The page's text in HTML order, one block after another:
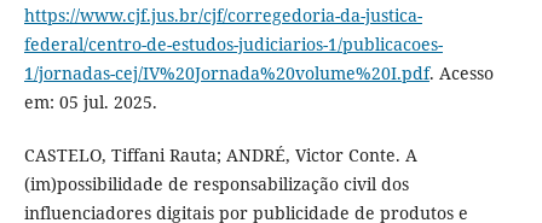
https://www.cjf.jus.br/cjf/corregedoria-da-justica-
federal/centro-de-estudos-judiciarios-1/publicacoes-
1/jornadas-cej/IV%20Jornada%20volume%20I.pdf. Acesso
em: 05 jul. 2025.
CASTELO, Tiffani Rauta; ANDRÉ, Victor Conte. A
(im)possibilidade de responsabilização civil dos
influenciadores digitais por publicidade de produtos e